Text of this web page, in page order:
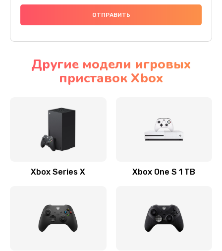
Другие модели игровых
приставок Xbox
Xbox Series X Xbox One S 1 TB